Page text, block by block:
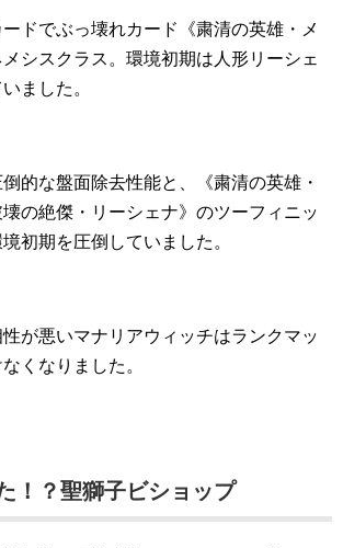
ドでぶっ壊れカード《粛清の英雄・メ
シスクラス。環境初期は人形リーシェ
ました。
的な盤面除去性能と、《粛清の英雄・
の絶傑・リーシェナ》のツーフィニッ
初期を圧倒していました。
が悪いマナリアウィッチはランクマッ
くなりました。
！？聖獅子ビショップ